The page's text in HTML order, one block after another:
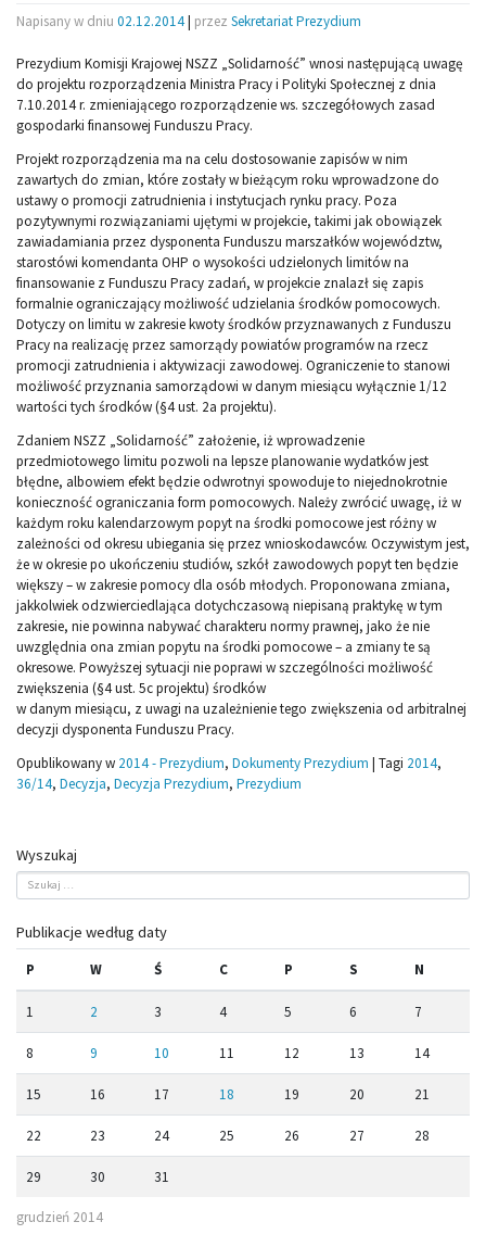
Napisany w dniu 02.12.2014| przez Sekretariat Prezydium
Prezydium Komisji Krajowej NSZZ „Solidarność” wnosi następującą uwagę
do projektu rozporządzenia Ministra Pracy i Polityki Społecznej z dnia
7.10.2014 r. zmieniającego rozporządzenie ws. szczegółowych zasad
gospodarki finansowej Funduszu Pracy.
Projekt rozporządzenia ma na celu dostosowanie zapisów w nim
zawartych do zmian, które zostały w bieżącym roku wprowadzone do
ustawy o promocji zatrudnienia i instytucjach rynku pracy. Poza
pozytywnymi rozwiązaniami ujętymi w projekcie, takimi jak obowiązek
zawiadamiania przez dysponenta Funduszu marszałków województw,
starostówi komendanta OHP o wysokości udzielonych limitów na
finansowanie z Funduszu Pracy zadań, w projekcie znalazł się zapis
formalnie ograniczający możliwość udzielania środków pomocowych.
Dotyczy on limitu w zakresie kwoty środków przyznawanych z Funduszu
Pracy na realizację przez samorządy powiatów programów na rzecz
promocji zatrudnienia i aktywizacji zawodowej. Ograniczenie to stanowi
możliwość przyznania samorządowi w danym miesiącu wyłącznie 1/12
wartości tych środków (§4 ust. 2a projektu).
Zdaniem NSZZ „Solidarność” założenie, iż wprowadzenie
przedmiotowego limitu pozwoli na lepsze planowanie wydatków jest
błędne, albowiem efekt będzie odwrotnyi spowoduje to niejednokrotnie
konieczność ograniczania form pomocowych. Należy zwrócić uwagę, iż w
każdym roku kalendarzowym popyt na środki pomocowe jest różny w
zależności od okresu ubiegania się przez wnioskodawców. Oczywistym jest,
że w okresie po ukończeniu studiów, szkół zawodowych popyt ten będzie
większy – w zakresie pomocy dla osób młodych. Proponowana zmiana,
jakkolwiek odzwierciedlająca dotychczasową niepisaną praktykę w tym
zakresie, nie powinna nabywać charakteru normy prawnej, jako że nie
uwzględnia ona zmian popytu na środki pomocowe – a zmiany te są
okresowe. Powyższej sytuacji nie poprawi w szczególności możliwość
zwiększenia (§4 ust. 5c projektu) środków
w danym miesiącu, z uwagi na uzależnienie tego zwiększenia od arbitralnej
decyzji dysponenta Funduszu Pracy.
Opublikowany w 2014 - Prezydium, Dokumenty Prezydium | Tagi 2014,
36/14, Decyzja, Decyzja Prezydium, Prezydium
Wyszukaj
Publikacje według daty
grudzień 2014
P W Ś C P S N
1 2 3 4 5 6 7
8 9 10 11 12 13 14
15 16 17 18 19 20 21
22 23 24 25 26 27 28
29 30 31